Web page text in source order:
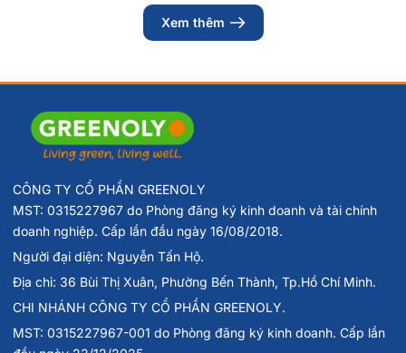
Lưu ý:Thực phẩm bảo vệ sức khỏe này không phải là thuốc và
không có tác dụng thay thế thuốc chữa bệnh. Hiệu quả sử
dẫn sử dụng trên nhãn và tham khảo ý kiến bác sĩ trước khi
dùng.
Greenoly cam kết cung cấp sản phẩm chính hãng
Xem thêm
CÔNG TY CỔ PHẦN GREENOLY
MST: 0315227967 do Phòng đăng ký kinh doanh và tài chính
doanh nghiệp. Cấp lần đầu ngày 16/08/2018.
Người đại diện: Nguyễn Tấn Hộ.
Địa chỉ: 36 Bùi Thị Xuân, Phường Bến Thành, Tp.Hồ Chí Minh.
CHI NHÁNH CÔNG TY CỔ PHẦN GREENOLY.
MST: 0315227967-001 do Phòng đăng ký kinh doanh. Cấp lần